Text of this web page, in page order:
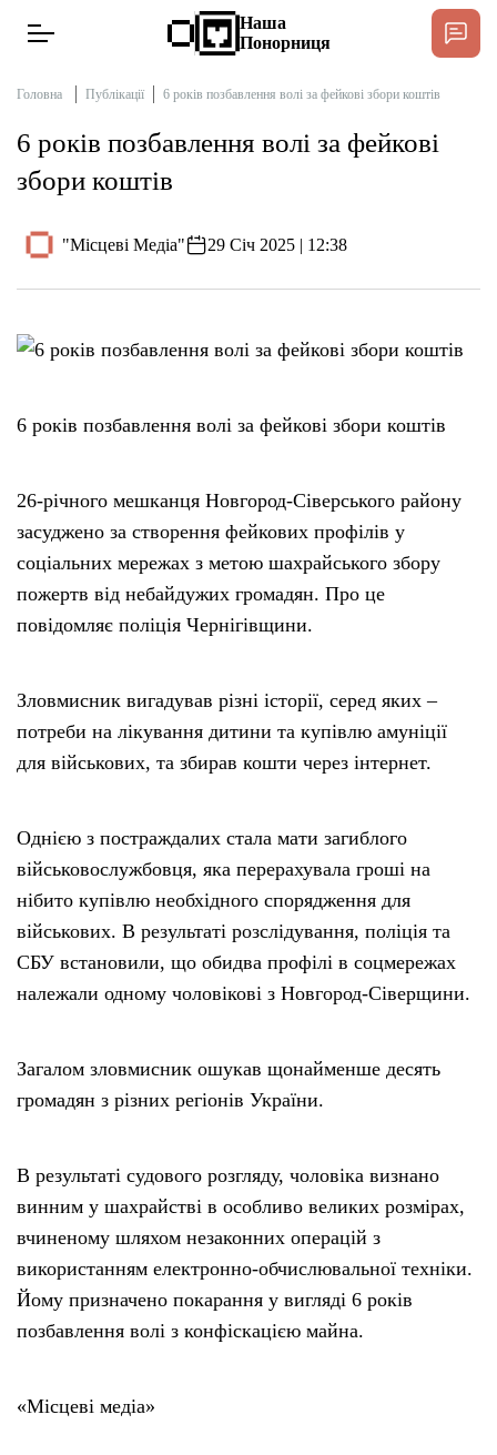
Новини
Інтерв’ю
Публікації
Довідник
Етичний кодекс
Рекламні прайси
Бюджет
Контакти
Наша
Понорниця
Головна Публікації 6 років позбавлення волі за фейкові збори коштів
6 років позбавлення волі за фейкові
збори коштів
"Місцеві Медіа" 29 Січ 2025 | 12:38
6 років позбавлення волі за фейкові збори коштів
26-річного мешканця Новгород-Сіверського району
засуджено за створення фейкових профілів у
соціальних мережах з метою шахрайського збору
пожертв від небайдужих громадян. Про це
повідомляє поліція Чернігівщини.
Зловмисник вигадував різні історії, серед яких –
потреби на лікування дитини та купівлю амуніції
для військових, та збирав кошти через інтернет.
Однією з постраждалих стала мати загиблого
військовослужбовця, яка перерахувала гроші на
нібито купівлю необхідного спорядження для
військових. В результаті розслідування, поліція та
СБУ встановили, що обидва профілі в соцмережах
належали одному чоловікові з Новгород-Сіверщини.
Загалом зловмисник ошукав щонайменше десять
громадян з різних регіонів України.
В результаті судового розгляду, чоловіка визнано
винним у шахрайстві в особливо великих розмірах,
вчиненому шляхом незаконних операцій з
використанням електронно-обчислювальної техніки.
Йому призначено покарання у вигляді 6 років
позбавлення волі з конфіскацією майна.
«Місцеві медіа»